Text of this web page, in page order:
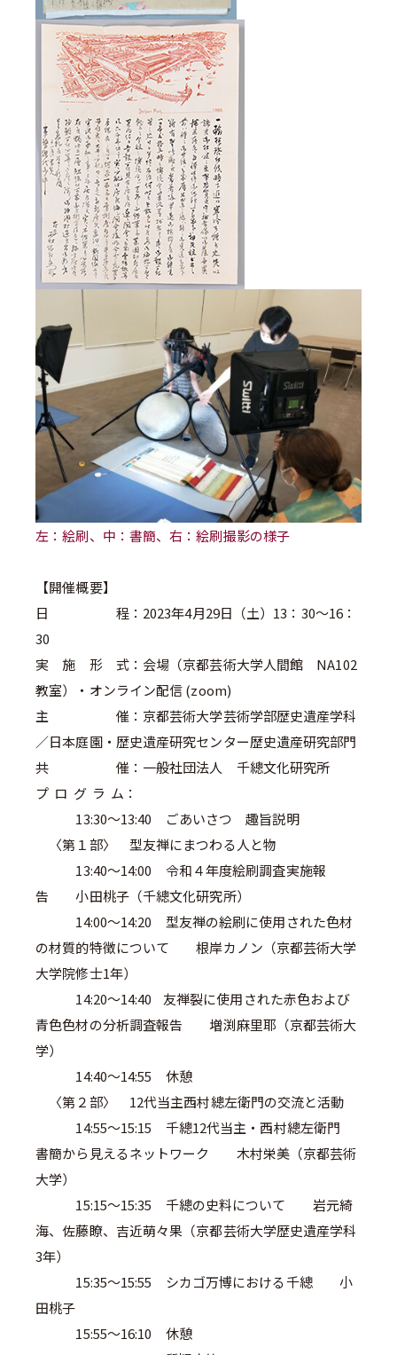
左：絵刷、中：書簡、右：絵刷撮影の様子
【開催概要】
日 程：2023年4月29日（土）13：30～16：
30
実 施 形 式：会場（京都芸術大学人間館 NA102
教室）・オンライン配信 (zoom)
主 催：京都芸術大学芸術学部歴史遺産学科
／日本庭園・歴史遺産研究センター歴史遺産研究部門
共 催：一般社団法人 千總文化研究所
プ ロ グ ラ ム：
13:30～13:40 ごあいさつ 趣旨説明
〈第１部〉 型友禅にまつわる人と物
13:40～14:00 令和４年度絵刷調査実施報
告 小田桃子（千總文化研究所）
14:00～14:20 型友禅の絵刷に使用された色材
の材質的特徴について 根岸カノン（京都芸術大学
大学院修士1年）
14:20～14:40 友禅裂に使用された赤色および
青色色材の分析調査報告 増渕麻里耶（京都芸術大
学）
14:40～14:55 休憩
〈第２部〉 12代当主西村總左衛門の交流と活動
14:55～15:15 千總12代当主・西村總左衛門
書簡から見えるネットワーク 木村栄美（京都芸術
大学）
15:15～15:35 千總の史料について 岩元綺
海、佐藤瞭、吉近萌々果（京都芸術大学歴史遺産学科
3年）
15:35～15:55 シカゴ万博における千總 小
田桃子
15:55～16:10 休憩